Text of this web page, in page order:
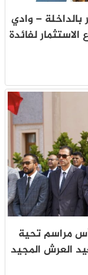
– وادي
لفائدة
مراسم تحية